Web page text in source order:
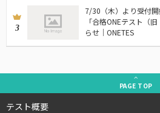
3
7/30（木）より受付
「合格ONEテスト（
らせ｜ONETES
PAGE TOP
テスト概要